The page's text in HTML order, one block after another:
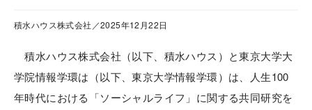
積水ハウス株式会社／2025年12月22日
積水ハウス株式会社（以下、積水ハウス）と東京大学大
学院情報学環は（以下、東京大学情報学環）は、人生100
年時代における「ソーシャルライフ」に関する共同研究を